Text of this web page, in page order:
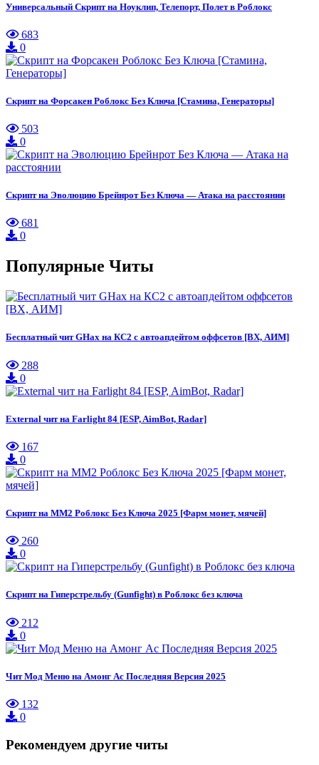
Универсальный Скрипт на Ноуклип, Телепорт, Полет в Роблокс
683
0
Скрипт на Форсакен Роблокс Без Ключа [Стамина, Генераторы]
503
0
Скрипт на Эволюцию Брейнрот Без Ключа — Атака на расстоянии
681
0
Популярные Читы
Бесплатный чит GHax на КС2 с автоапдейтом оффсетов [ВХ, АИМ]
288
0
External чит на Farlight 84 [ESP, AimBot, Radar]
167
0
Скрипт на ММ2 Роблокс Без Ключа 2025 [Фарм монет, мячей]
260
0
Скрипт на Гиперстрельбу (Gunfight) в Роблокс без ключа
212
0
Чит Мод Меню на Амонг Ас Последняя Версия 2025
132
0
Рекомендуем другие читы